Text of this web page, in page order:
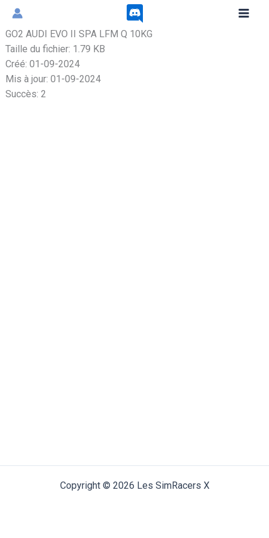
Aller
contenu
GO2 AUDI EVO II SPA LFM Q 10KG
Taille du fichier: 1.79 KB
Créé: 01-09-2024
Mis à jour: 01-09-2024
Succès: 2
Copyright © 2026 Les SimRacers X